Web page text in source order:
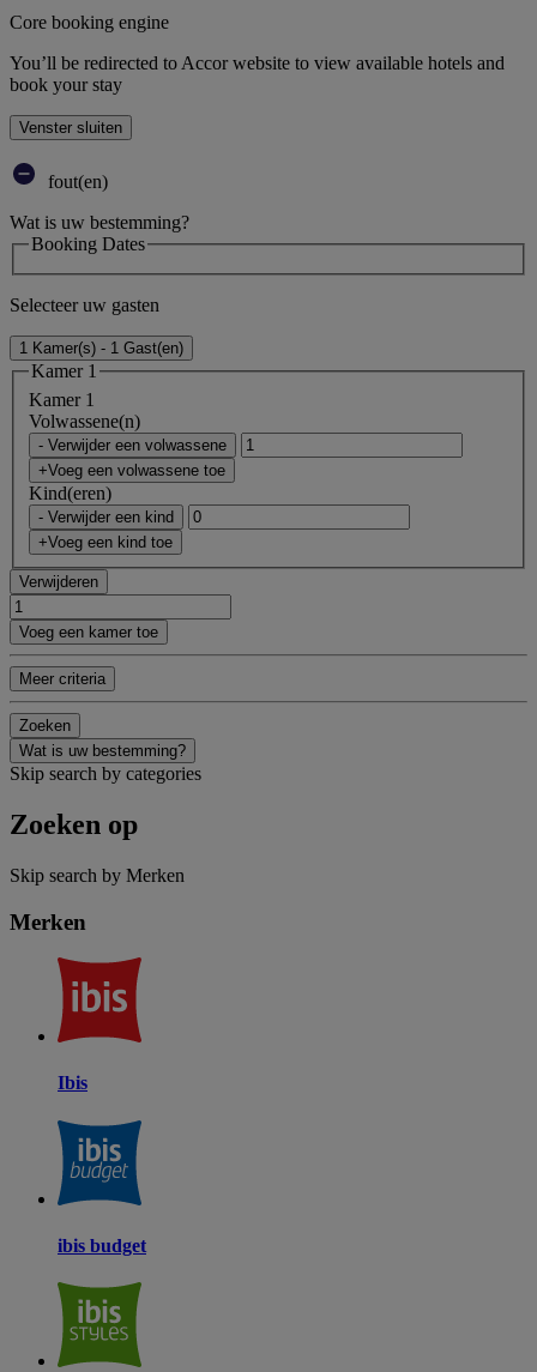
Core booking engine
You’ll be redirected to Accor website to view available hotels and
book your stay
Venster sluiten
fout(en)
Wat is uw bestemming?
Booking Dates
Selecteer uw gasten
1 Kamer(s) - 1 Gast(en)
Kamer 1
Kamer 1
Volwassene(n)
- Verwijder een volwassene
+Voeg een volwassene toe
Kind(eren)
- Verwijder een kind
+Voeg een kind toe
Verwijderen
Voeg een kamer toe
Meer criteria
Zoeken
Wat is uw bestemming?
Skip search by categories
Zoeken op
Skip search by Merken
Merken
Ibis
ibis budget